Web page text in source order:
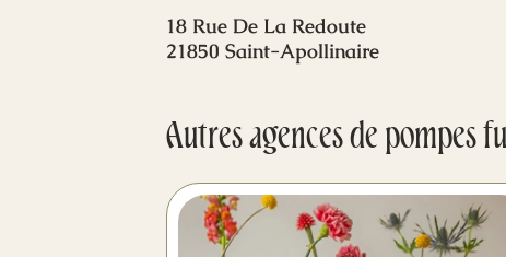
18 Rue De La Redoute
21850 Saint-Apollinaire
Autres agences de pompes